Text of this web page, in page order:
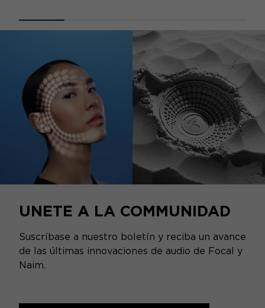
UNETE A LA COMMUNIDAD
Suscríbase a nuestro boletín y reciba un avance
de las últimas innovaciones de audio de Focal y
Naim.